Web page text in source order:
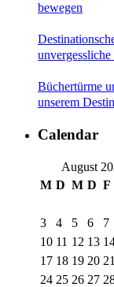
bewegen
Büchertürme
unserem
Calendar
August
M D M D F
3
4 5 6 7
10 11 12 13
17 18 19 20 21
24 25 26 27